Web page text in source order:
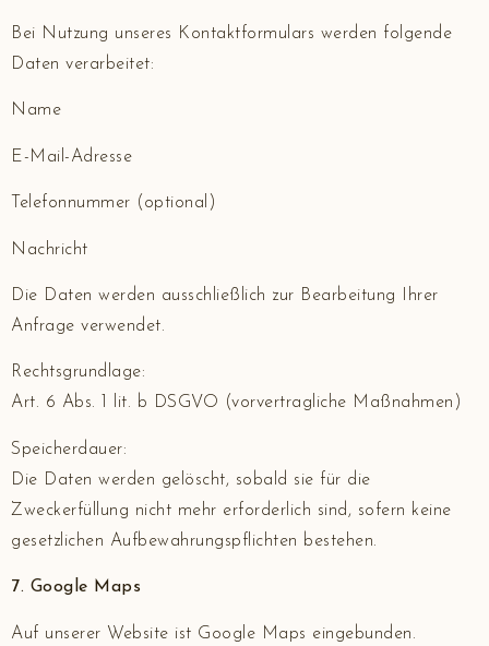
Bei Nutzung unseres Kontaktformulars werden folgende
Daten verarbeitet:
Name
E-Mail-Adresse
Telefonnummer (optional)
Nachricht
Die Daten werden ausschließlich zur Bearbeitung Ihrer
Anfrage verwendet.
Rechtsgrundlage:
Art. 6 Abs. 1 lit. b DSGVO (vorvertragliche Maßnahmen)
Speicherdauer:
Die Daten werden gelöscht, sobald sie für die
Zweckerfüllung nicht mehr erforderlich sind, sofern keine
gesetzlichen Aufbewahrungspflichten bestehen.
7. Google Maps
Auf unserer Website ist Google Maps eingebunden.